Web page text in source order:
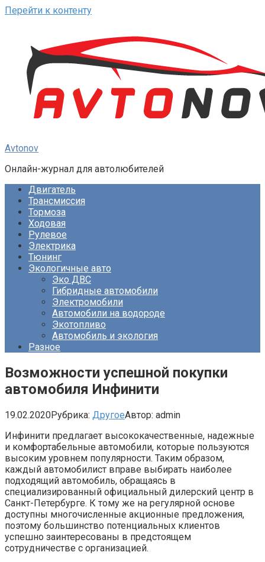
Перейти к контенту
Avtonov
Онлайн-журнал для автолюбителей
Двигатель
Трансмиссия
Тормоза
Ходовая
Рулевое
Электрика
Тюнинг
Экологичные авто
Эко ДВС
Гибридные автомобили
Электромобили
Автомобили на водороде
Экотопливо
Автомобиль и экология
Разное
Возможности успешной покупки
автомобиля Инфинити
19.02.2020Рубрика: ДругоеАвтор: admin
Инфинити предлагает высококачественные, надежные
и комфортабельные автомобили, которые пользуются
высоким уровнем популярности. Таким образом,
каждый автомобилист вправе выбирать наиболее
подходящий автомобиль, обращаясь в
специализированный официальный дилерский центр в
Санкт-Петербурге. К тому же на регулярной основе
доступны многочисленные акционные предложения,
поэтому большинство потенциальных клиентов
успешно заинтересованы в предстоящем
сотрудничестве с организацией.